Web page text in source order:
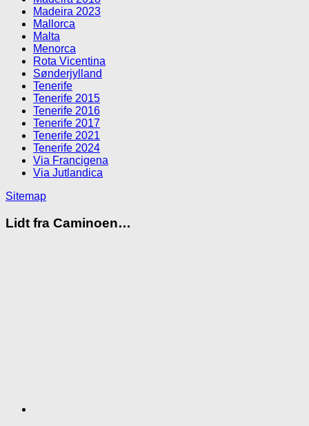
Madeira 2023
Mallorca
Malta
Menorca
Rota Vicentina
Sønderjylland
Tenerife
Tenerife 2015
Tenerife 2016
Tenerife 2017
Tenerife 2021
Tenerife 2024
Via Francigena
Via Jutlandica
Sitemap
Lidt fra Caminoen…